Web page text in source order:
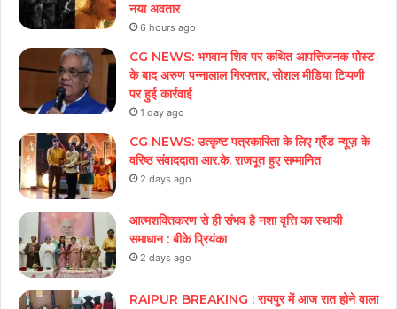
नया अवतार
6 hours ago
CG NEWS: भगवान शिव पर कथित आपत्तिजनक पोस्ट
के बाद अरुण पन्नालाल गिरफ्तार, सोशल मीडिया टिप्पणी
पर हुई कार्रवाई
1 day ago
CG NEWS: उत्कृष्ट पत्रकारिता के लिए ग्रैंड न्यूज़ के
वरिष्ठ संवाददाता आर.के. राजपूत हुए सम्मानित
2 days ago
आत्मशक्तिकरण से ही संभव है नशा वृत्ति का स्थायी
समाधान : बीके प्रियंका
2 days ago
RAIPUR BREAKING : रायपुर में आज रात होने वाला